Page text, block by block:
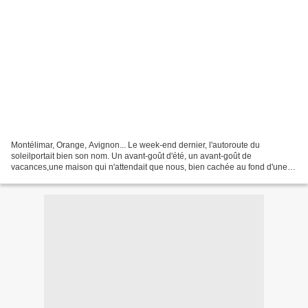
Montélimar, Orange, Avignon... Le week-end dernier, l'autoroute du
soleilportait bien son nom. Un avant-goût d'été, un avant-goût de
vacances,une maison qui n'attendait que nous, bien cachée au fond d'une